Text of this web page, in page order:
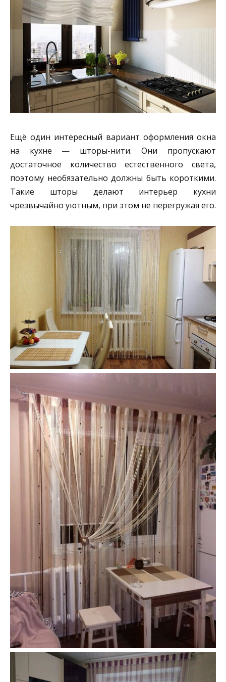
Ещё один интересный вариант оформления окна
на кухне — шторы-нити. Они пропускают
достаточное количество естественного света,
поэтому необязательно должны быть короткими.
Такие шторы делают интерьер кухни
чрезвычайно уютным, при этом не перегружая его.